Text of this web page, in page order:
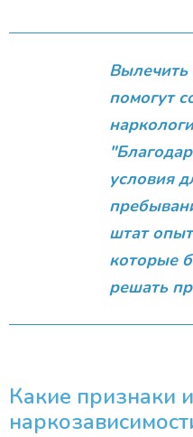
помогут
условия
штат
которые
решать
Какие признаки